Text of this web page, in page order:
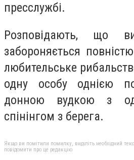
пресслужбі.
Розповідають, що
забороняється
любительське
одну особу однією
донною вудкою з
спінінгом з берега.
Якщо ви помітили помилку, виділіть необхідний
повідомити про це редакцію